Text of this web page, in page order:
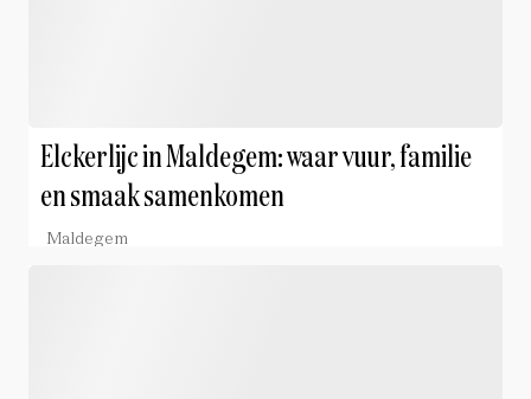
Elckerlijc in Maldegem: waar vuur, familie
en smaak samenkomen
Maldegem